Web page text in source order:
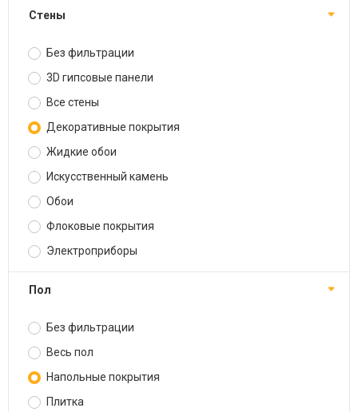
Стены
Без фильтрации
3D гипсовые панели
Все стены
Декоративные покрытия
Жидкие обои
Искусственный камень
Обои
Флоковые покрытия
Электроприборы
Пол
Без фильтрации
Весь пол
Напольные покрытия
Плитка